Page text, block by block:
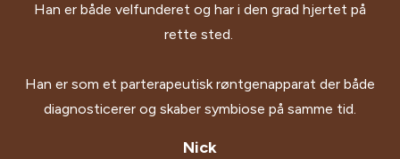
Han er både velfunderet og har i den grad hjertet på
rette sted.
Han er som et parterapeutisk røntgenapparat der både
diagnosticerer og skaber symbiose på samme tid.
Nick